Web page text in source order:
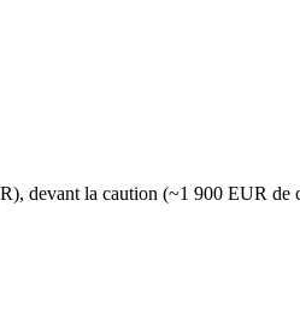
devant la caution (~1 900 EUR de